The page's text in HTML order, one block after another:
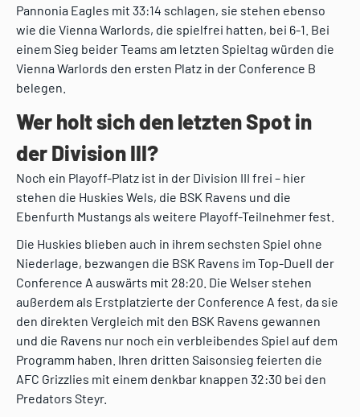
Pannonia Eagles mit 33:14 schlagen, sie stehen ebenso
wie die Vienna Warlords, die spielfrei hatten, bei 6-1. Bei
einem Sieg beider Teams am letzten Spieltag würden die
Vienna Warlords den ersten Platz in der Conference B
belegen.
Wer holt sich den letzten Spot in
der Division III?
Noch ein Playoff-Platz ist in der Division III frei – hier
stehen die Huskies Wels, die BSK Ravens und die
Ebenfurth Mustangs als weitere Playoff-Teilnehmer fest.
Die Huskies blieben auch in ihrem sechsten Spiel ohne
Niederlage, bezwangen die BSK Ravens im Top-Duell der
Conference A auswärts mit 28:20. Die Welser stehen
außerdem als Erstplatzierte der Conference A fest, da sie
den direkten Vergleich mit den BSK Ravens gewannen
und die Ravens nur noch ein verbleibendes Spiel auf dem
Programm haben. Ihren dritten Saisonsieg feierten die
AFC Grizzlies mit einem denkbar knappen 32:30 bei den
Predators Steyr.